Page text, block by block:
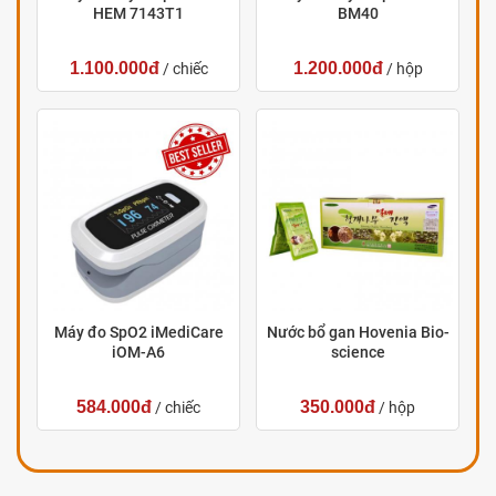
HEM 7143T1
1.100.000đ/ chiếc
BM40
1.200.000đ/ hộp
Máy đo SpO2 iMediCare
iOM-A6
584.000đ / chiếc
Nước bổ gan Hovenia Bio-
science
350.000đ / hộp